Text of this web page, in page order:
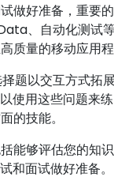
做好准备，重要
、自动化测试
质量的移动应用
题以交互方式拓
使用这些问题来
的技能。
能够评估您的知
和面试做好准备。